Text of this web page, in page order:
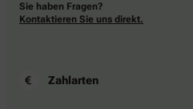
Sie haben Fragen?
Kontaktieren Sie uns direkt.
Zahlarten